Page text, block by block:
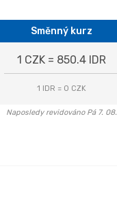
Směnný kurz
1 CZK = 850.4 IDR
1 IDR = 0 CZK
Naposledy revidováno Pá 7. 08.